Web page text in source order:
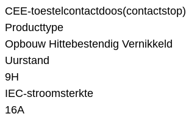
CEE-toestelcontactdoos(contactstop)
Producttype
Opbouw Hittebestendig Vernikkeld
Uurstand
9H
IEC-stroomsterkte
16A